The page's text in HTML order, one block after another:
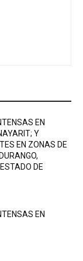
EN
Y
EN ZONAS DE
DE
EN